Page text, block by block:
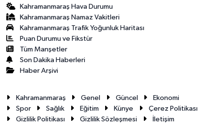
Kahramanmaraş Hava Durumu
Kahramanmaraş Namaz Vakitleri
Kahramanmaraş Trafik Yoğunluk Haritası
Puan Durumu ve Fikstür
Tüm Manşetler
Son Dakika Haberleri
Haber Arşivi
Kahramanmaraş Genel Güncel
Ekonomi
Spor
Sağlık Eğitim Künye
Çerez Politikası
Gizlilik Politikası
Gizlilik Sözleşmesi İletişim